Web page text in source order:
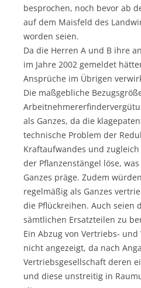
besprochen, noch bevor ab
auf dem Maisfeld des
worden seien.
Da die Herren A und B ihre
im Jahre 2002 gemeldet
Ansprüche im Übrigen
Die maßgebliche
als Ganzes, da die
technische Problem der
Kraftaufwandes und
der Pflanzenstängel löse,
Ganzes präge. Zudem
regelmäßig als Ganzes
die Pflückreihen. Auch seien
sämtlichen Ersatzteilen zu
Ein Abzug von Vertriebs-
nicht angezeigt, da nach
Vertriebsgesellschaft deren
und diese unstreitig in